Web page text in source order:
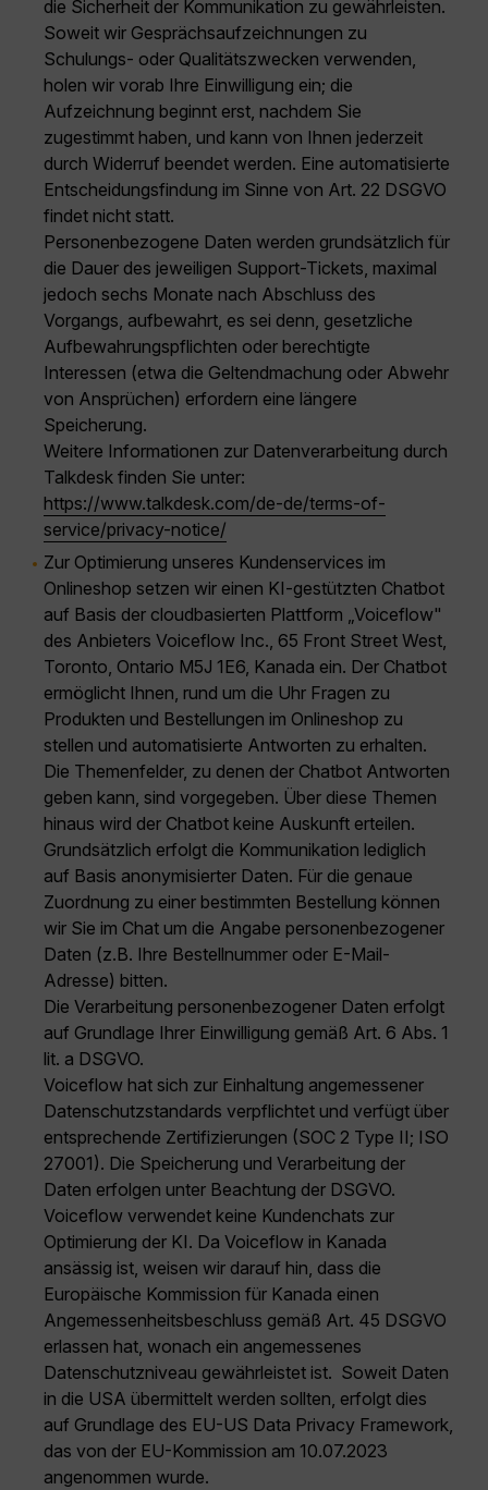
die Sicherheit der Kommunikation zu gewährleisten.
Soweit wir Gesprächsaufzeichnungen zu
Schulungs- oder Qualitätszwecken verwenden,
holen wir vorab Ihre Einwilligung ein; die
Aufzeichnung beginnt erst, nachdem Sie
zugestimmt haben, und kann von Ihnen jederzeit
durch Widerruf beendet werden. Eine automatisierte
Entscheidungsfindung im Sinne von Art. 22 DSGVO
findet nicht statt.
Personenbezogene Daten werden grundsätzlich für
die Dauer des jeweiligen Support-Tickets, maximal
jedoch sechs Monate nach Abschluss des
Vorgangs, aufbewahrt, es sei denn, gesetzliche
Aufbewahrungspflichten oder berechtigte
Interessen (etwa die Geltendmachung oder Abwehr
von Ansprüchen) erfordern eine längere
Speicherung.
Weitere Informationen zur Datenverarbeitung durch
Talkdesk finden Sie unter:
https://www.talkdesk.com/de-de/terms-of-
service/privacy-notice/
Zur Optimierung unseres Kundenservices im
Onlineshop setzen wir einen KI-gestützten Chatbot
auf Basis der cloudbasierten Plattform „Voiceflow"
des Anbieters Voiceflow Inc., 65 Front Street West,
Toronto, Ontario M5J 1E6, Kanada ein. Der Chatbot
ermöglicht Ihnen, rund um die Uhr Fragen zu
Produkten und Bestellungen im Onlineshop zu
stellen und automatisierte Antworten zu erhalten.
Die Themenfelder, zu denen der Chatbot Antworten
geben kann, sind vorgegeben. Über diese Themen
hinaus wird der Chatbot keine Auskunft erteilen.
Grundsätzlich erfolgt die Kommunikation lediglich
auf Basis anonymisierter Daten. Für die genaue
Zuordnung zu einer bestimmten Bestellung können
wir Sie im Chat um die Angabe personenbezogener
Daten (z.B. Ihre Bestellnummer oder E-Mail-
Adresse) bitten.
Die Verarbeitung personenbezogener Daten erfolgt
auf Grundlage Ihrer Einwilligung gemäß Art. 6 Abs. 1
lit. a DSGVO.
Voiceflow hat sich zur Einhaltung angemessener
Datenschutzstandards verpflichtet und verfügt über
entsprechende Zertifizierungen (SOC 2 Type II; ISO
27001). Die Speicherung und Verarbeitung der
Daten erfolgen unter Beachtung der DSGVO.
Voiceflow verwendet keine Kundenchats zur
Optimierung der KI. Da Voiceflow in Kanada
ansässig ist, weisen wir darauf hin, dass die
Europäische Kommission für Kanada einen
Angemessenheitsbeschluss gemäß Art. 45 DSGVO
erlassen hat, wonach ein angemessenes
Datenschutzniveau gewährleistet ist. Soweit Daten
in die USA übermittelt werden sollten, erfolgt dies
auf Grundlage des EU-US Data Privacy Framework,
das von der EU-Kommission am 10.07.2023
angenommen wurde.